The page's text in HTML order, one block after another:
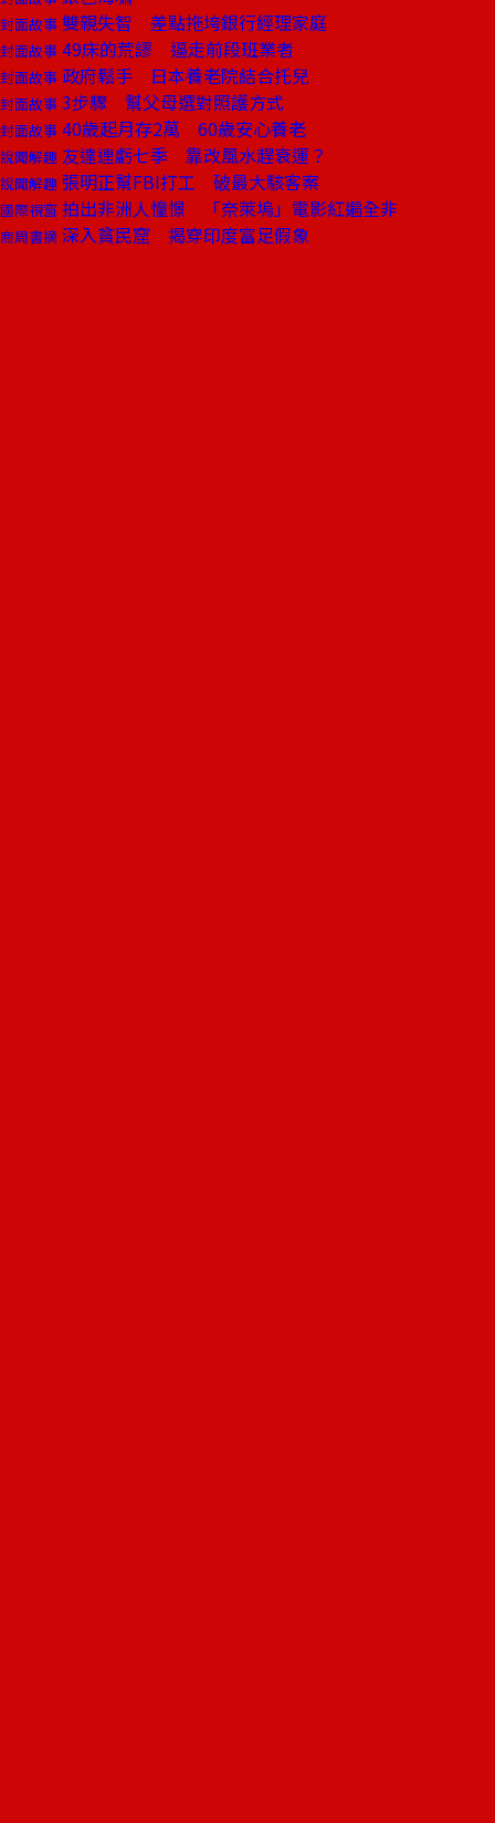
封面故事 雙親失智 差點拖垮銀行經理家庭
封面故事 49床的荒謬 逼走前段班業者
封面故事 政府鬆手 日本養老院結合托兒
封面故事 3步驟 幫父母選對照護方式
封面故事 40歲起月存2萬 60歲安心養老
說聞解趣 友達連虧七季 靠改風水趕衰運？
說聞解趣 張明正幫FBI打工 破最大駭客案
國際視窗 拍出非洲人憧憬 「奈萊塢」電影紅遍全非
商周書摘 深入貧民窟 揭穿印度富足假象